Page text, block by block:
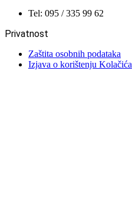
Tel: 095 / 335 99 62
Privatnost
Zaštita osobnih podataka
Izjava o korištenju Kolačića